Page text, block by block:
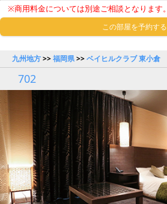
※商用料金については別途ご相談となります。
この部屋を予約する
九州地方>>福岡県>>ベイヒルクラブ 東小倉
702